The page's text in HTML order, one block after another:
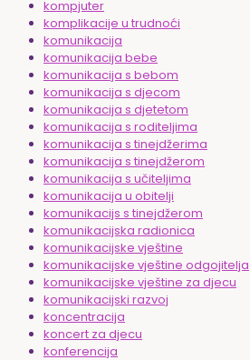
kompjuter
komplikacije u trudnoći
komunikacija
komunikacija bebe
komunikacija s bebom
komunikacija s djecom
komunikacija s djetetom
komunikacija s roditeljima
komunikacija s tinejdžerima
komunikacija s tinejdžerom
komunikacija s učiteljima
komunikacija u obitelji
komunikacijs s tinejdžerom
komunikacijska radionica
komunikacijske vještine
komunikacijske vještine odgojitelja
komunikacijske vještine za djecu
komunikacijski razvoj
koncentracija
koncert za djecu
konferencija